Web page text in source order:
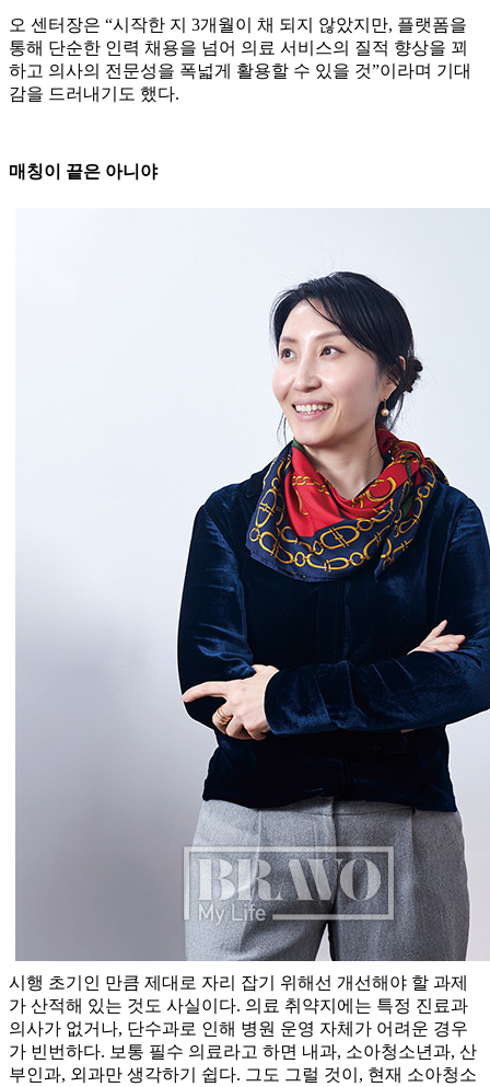
오 센터장은 “시작한 지 3개월이 채 되지 않았지만, 플랫폼을
통해 단순한 인력 채용을 넘어 의료 서비스의 질적 향상을 꾀
하고 의사의 전문성을 폭넓게 활용할 수 있을 것”이라며 기대
감을 드러내기도 했다.
매칭이 끝은 아니야
시행 초기인 만큼 제대로 자리 잡기 위해선 개선해야 할 과제
가 산적해 있는 것도 사실이다. 의료 취약지에는 특정 진료과
의사가 없거나, 단수과로 인해 병원 운영 자체가 어려운 경우
가 빈번하다. 보통 필수 의료라고 하면 내과, 소아청소년과, 산
부인과, 외과만 생각하기 쉽다. 그도 그럴 것이, 현재 소아청소